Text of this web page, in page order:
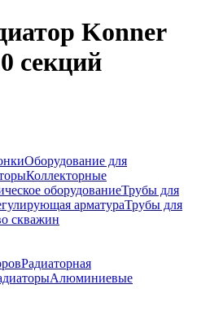
Konner
секций
Оборудование для
Коллекторные
оборудованиеТрубы для
арматураТрубы для
скважин
Радиаторная
Алюминиевые